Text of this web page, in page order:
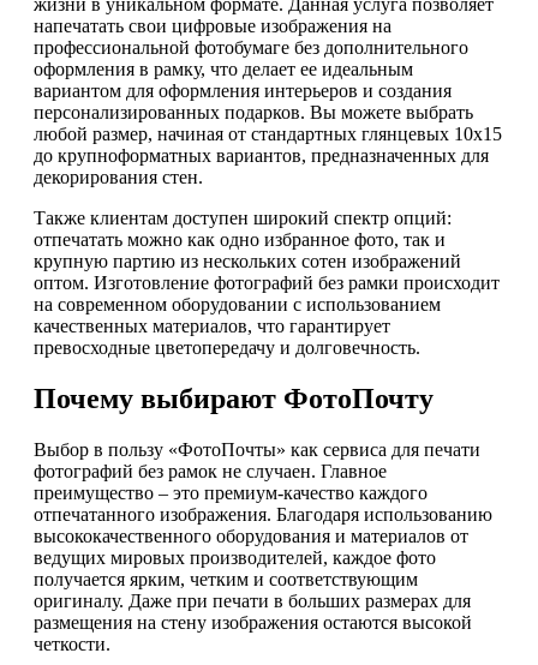
жизни в уникальном формате. Данная услуга позволяет
напечатать свои цифровые изображения на
профессиональной фотобумаге без дополнительного
оформления в рамку, что делает ее идеальным
вариантом для оформления интерьеров и создания
персонализированных подарков. Вы можете выбрать
любой размер, начиная от стандартных глянцевых 10x15
до крупноформатных вариантов, предназначенных для
декорирования стен.
Также клиентам доступен широкий спектр опций:
отпечатать можно как одно избранное фото, так и
крупную партию из нескольких сотен изображений
оптом. Изготовление фотографий без рамки происходит
на современном оборудовании с использованием
качественных материалов, что гарантирует
превосходные цветопередачу и долговечность.
Почему выбирают ФотоПочту
Выбор в пользу «ФотоПочты» как сервиса для печати
фотографий без рамок не случаен. Главное
преимущество – это премиум-качество каждого
отпечатанного изображения. Благодаря использованию
высококачественного оборудования и материалов от
ведущих мировых производителей, каждое фото
получается ярким, четким и соответствующим
оригиналу. Даже при печати в больших размерах для
размещения на стену изображения остаются высокой
четкости.